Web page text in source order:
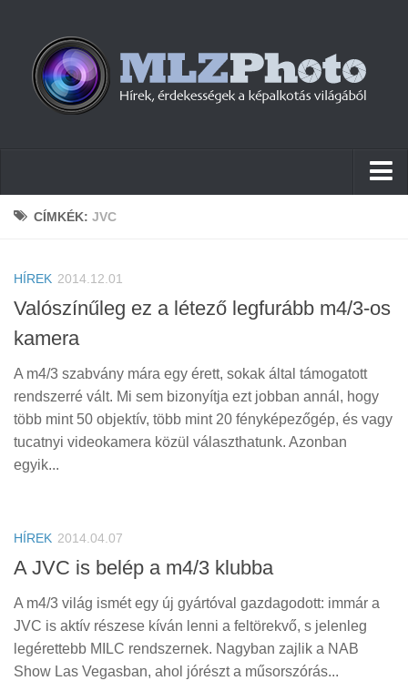
Hírek
Cikkek
Szoftver
Firmware
Tudástár
Tanácsok
Érdekességek
CÍMKÉK: JVC
HÍREK 2014.12.01
Valószínűleg ez a létező legfurább m4/3-os
kamera
A m4/3 szabvány mára egy érett, sokak által támogatott
rendszerré vált. Mi sem bizonyítja ezt jobban annál, hogy
több mint 50 objektív, több mint 20 fényképezőgép, és vagy
tucatnyi videokamera közül választhatunk. Azonban
egyik...
HÍREK 2014.04.07
A JVC is belép a m4/3 klubba
A m4/3 világ ismét egy új gyártóval gazdagodott: immár a
JVC is aktív részese kíván lenni a feltörekvő, s jelenleg
legérettebb MILC rendszernek. Nagyban zajlik a NAB
Show Las Vegasban, ahol jórészt a műsorszórás...